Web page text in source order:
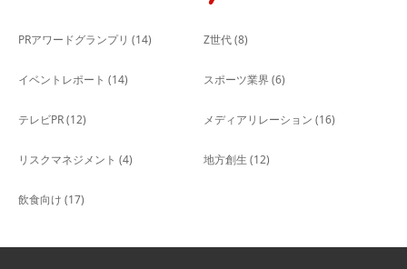
PRアワードグランプリ (14) Z世代(8)
イベントレポート (14) スポーツ業界 (6)
テレビPR(12) メディアリレーション (16)
リスクマネジメント (4) 地方創生 (12)
飲食向け (17)